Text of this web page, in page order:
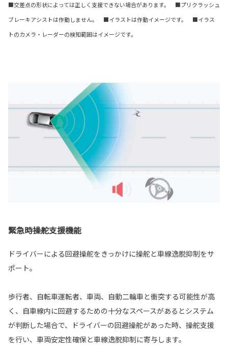
■交差点の形状によっては正しく支援できない場合があります。 ■プリクラッシュ
ブレーキアシストは作動しません。 ■イラストは作動イメージです。 ■イラス
トのカメラ・レーダーの検知範囲はイメージです。
緊急時操舵支援機能
ドライバーによる回避操舵をきっかけに操舵と車線逸脱抑制をサ
ポート。
歩行者、自転車運転者、車両、自動二輪車と衝突する可能性が高
く、自車線内に回避するための十分なスペースがあるとシステム
が判断した場合で、ドライバーの回避操舵があった時、操舵支援
を行い、車両安定性確保と車線逸脱抑制に寄与します。